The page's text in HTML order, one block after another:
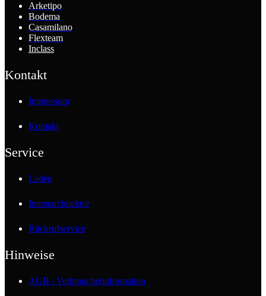
Arketipo
Bodema
Casamilano
Flexteam
Inclass
Kontakt
Impressum
Kontakt
Service
Laden
Innenarchitektur
Rückrufservice
Hinweise
AGB / Verbraucherinformation